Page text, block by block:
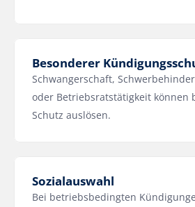
Besonderer
Schwangerschaft,
oder Betriebsratstätigkeit können
Schutz auslösen.
Sozialauswahl
Bei betriebsbedingten